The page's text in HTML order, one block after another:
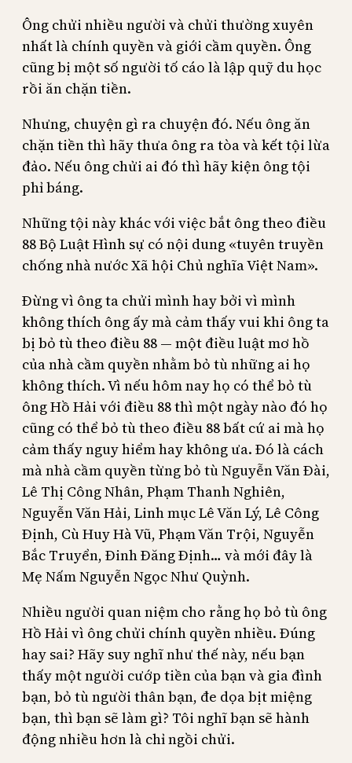
Ông chửi nhiều người và chửi thường xuyên
nhất là chính quyền và giới cầm quyền. Ông
cũng bị một số người tố cáo là lập quỹ du học
rồi ăn chặn tiền.
Nhưng, chuyện gì ra chuyện đó. Nếu ông ăn
chặn tiền thì hãy thưa ông ra tòa và kết tội lừa
đảo. Nếu ông chửi ai đó thì hãy kiện ông tội
phỉ báng.
Những tội này khác với việc bắt ông theo điều
88 Bộ Luật Hình sự có nội dung «tuyên truyền
chống nhà nước Xã hội Chủ nghĩa Việt Nam».
Đừng vì ông ta chửi mình hay bởi vì mình
không thích ông ấy mà cảm thấy vui khi ông ta
bị bỏ tù theo điều 88 — một điều luật mơ hồ
của nhà cầm quyền nhằm bỏ tù những ai họ
không thích. Vì nếu hôm nay họ có thể bỏ tù
ông Hồ Hải với điều 88 thì một ngày nào đó họ
cũng có thể bỏ tù theo điều 88 bất cứ ai mà họ
cảm thấy nguy hiểm hay không ưa. Đó là cách
mà nhà cầm quyền từng bỏ tù Nguyễn Văn Đài,
Lê Thị Công Nhân, Phạm Thanh Nghiên,
Nguyễn Văn Hải, Linh mục Lê Văn Lý, Lê Công
Định, Cù Huy Hà Vũ, Phạm Văn Trội, Nguyễn
Bắc Truyển, Đinh Đăng Định… và mới đây là
Mẹ Nấm Nguyễn Ngọc Như Quỳnh.
Nhiều người quan niệm cho rằng họ bỏ tù ông
Hồ Hải vì ông chửi chính quyền nhiều. Đúng
hay sai? Hãy suy nghĩ như thế này, nếu bạn
thấy một người cướp tiền của bạn và gia đình
bạn, bỏ tù người thân bạn, đe dọa bịt miệng
bạn, thì bạn sẽ làm gì? Tôi nghĩ bạn sẽ hành
động nhiều hơn là chỉ ngồi chửi.